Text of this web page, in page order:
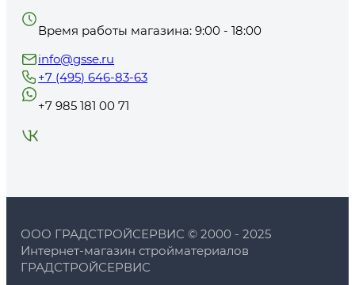
Время работы магазина: 9:00 - 18:00
info@gsse.ru
+7 (495) 646-83-63
+7 985 181 00 71
ООО ГРАДСТРОЙСЕРВИС © 2000 - 2025
Интернет-магазин стройматериалов
ГРАДСТРОЙСЕРВИС